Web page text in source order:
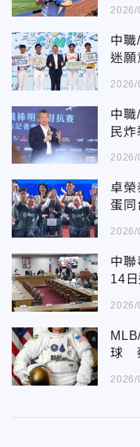
2026/
中職
迷願
2026/
中職
民
2026/
卓榮
蛋同
2026/
中
14
2026/
球
2026/